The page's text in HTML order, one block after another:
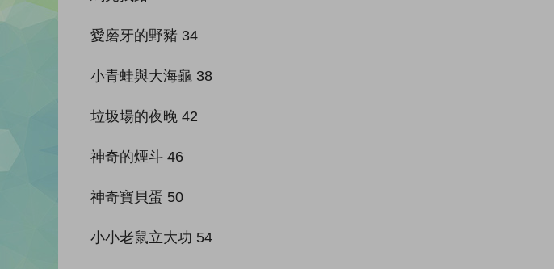
愛磨牙的野豬 34
小青蛙與大海龜 38
垃圾場的夜晚 42
神奇的煙斗 46
神奇寶貝蛋 50
小小老鼠立大功 54